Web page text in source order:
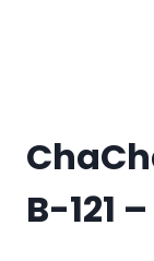
B-121 –